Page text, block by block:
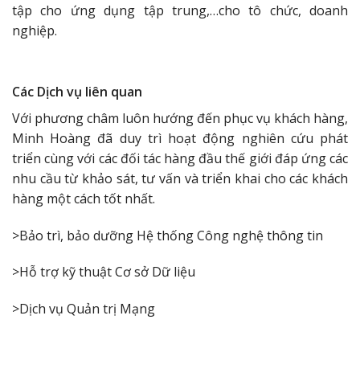
tập cho ứng dụng tập trung,…cho tô chức, doanh
nghiệp.
Các Dịch vụ liên quan
Với phương châm luôn hướng đến phục vụ khách hàng,
Minh Hoàng đã duy trì hoạt động nghiên cứu phát
triển cùng với các đối tác hàng đầu thế giới đáp ứng các
nhu cầu từ khảo sát, tư vấn và triển khai cho các khách
hàng một cách tốt nhất.
>Bảo trì, bảo dưỡng Hệ thống Công nghệ thông tin
>Hỗ trợ kỹ thuật Cơ sở Dữ liệu
>Dịch vụ Quản trị Mạng